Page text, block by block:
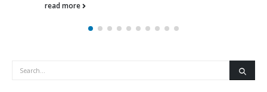
read more